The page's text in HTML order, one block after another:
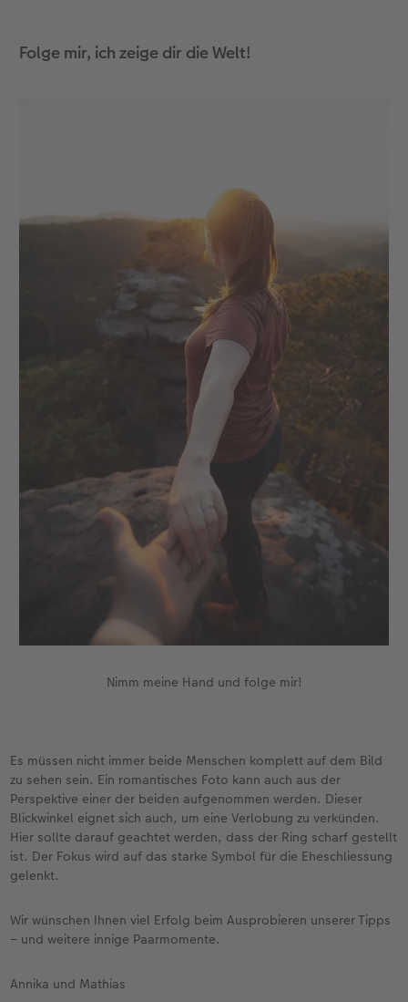
Folge mir, ich zeige dir die Welt!
Nimm meine Hand und folge mir!
Es müssen nicht immer beide Menschen komplett auf dem Bild
zu sehen sein. Ein romantisches Foto kann auch aus der
Perspektive einer der beiden aufgenommen werden. Dieser
Blickwinkel eignet sich auch, um eine Verlobung zu verkünden.
Hier sollte darauf geachtet werden, dass der Ring scharf gestellt
ist. Der Fokus wird auf das starke Symbol für die Eheschliessung
gelenkt.
Wir wünschen Ihnen viel Erfolg beim Ausprobieren unserer Tipps
– und weitere innige Paarmomente.
Annika und Mathias